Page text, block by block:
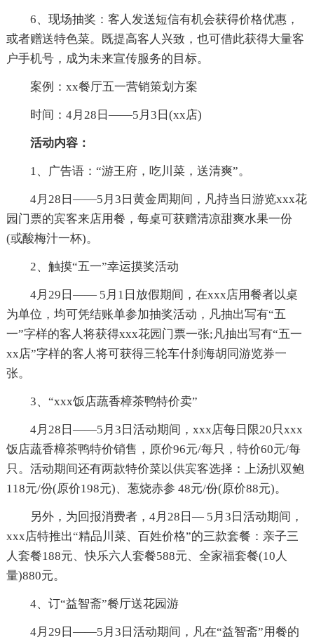
6、现场抽奖：客人发送短信有机会获得价格优惠，
或者赠送特色菜。既提高客人兴致，也可借此获得大量客
户手机号，成为未来宣传服务的目标。
案例：xx餐厅五一营销策划方案
时间：4月28日——5月3日(xx店)
活动内容：
1、广告语：“游王府，吃川菜，送清爽”。
4月28日——5月3日黄金周期间，凡持当日游览xxx花
园门票的宾客来店用餐，每桌可获赠清凉甜爽水果一份
(或酸梅汁一杯)。
2、触摸“五一”幸运摸奖活动
4月29日—— 5月1日放假期间，在xxx店用餐者以桌
为单位，均可凭结账单参加抽奖活动，凡抽出写有“五
一”字样的客人将获得xxx花园门票一张;凡抽出写有“五一
xx店”字样的客人将可获得三轮车什刹海胡同游览券一
张。
3、“xxx饭店蔬香樟茶鸭特价卖”
4月28日——5月3日活动期间，xxx店每日限20只xxx
饭店蔬香樟茶鸭特价销售，原价96元/每只，特价60元/每
只。活动期间还有两款特价菜以供宾客选择：上汤扒双鲍
118元/份(原价198元)、葱烧赤参 48元/份(原价88元)。
另外，为回报消费者，4月28日— 5月3日活动期间，
xxx店特推出“精品川菜、百姓价格”的三款套餐：亲子三
人套餐188元、快乐六人套餐588元、全家福套餐(10人
量)880元。
4、订“益智斋”餐厅送花园游
4月29日——5月3日活动期间，凡在“益智斋”用餐的